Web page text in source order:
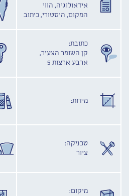
אידאולוגיה, הווי
המקום, היסטורי, כיתוב
כתובת:
קן השומר הצעיר,
ארבע ארצות 5
מידות:
טכניקה:
ציור
מיקום: